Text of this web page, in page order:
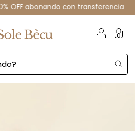
abonando con transferencia
0